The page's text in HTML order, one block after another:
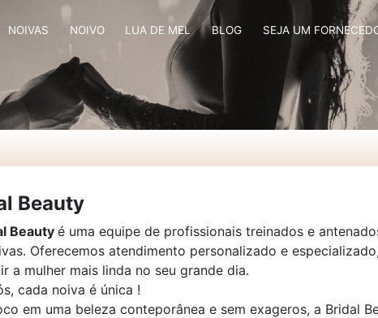
NOIVAS NOIVO LUA DE MEL BLOG SEJA UM
Beauty
Beautyé uma equipe de profissionais treinados e
Oferecemos atendimento personalizado e
a mulher mais linda no seu grande dia.
cada noiva é única !
em uma beleza conteporânea e sem exageros, a Bridal